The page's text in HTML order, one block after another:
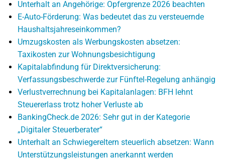
Unterhalt an Angehörige: Opfergrenze 2026 beachten
E-Auto-Förderung: Was bedeutet das zu versteuernde
Haushaltsjahreseinkommen?
Umzugskosten als Werbungskosten absetzen:
Taxikosten zur Wohnungsbesichtigung
Kapitalabfindung für Direktversicherung:
Verfassungsbeschwerde zur Fünftel-Regelung anhängig
Verlustverrechnung bei Kapitalanlagen: BFH lehnt
Steuererlass trotz hoher Verluste ab
BankingCheck.de 2026: Sehr gut in der Kategorie
„Digitaler Steuerberater“
Unterhalt an Schwiegereltern steuerlich absetzen: Wann
Unterstützungsleistungen anerkannt werden